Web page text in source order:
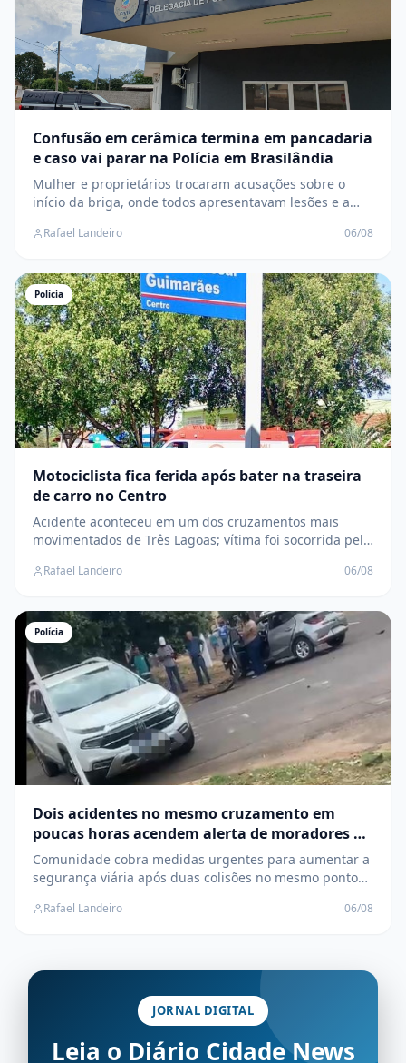
Confusão em cerâmica termina em pancadaria
e caso vai parar na Polícia em Brasilândia
Mulher e proprietários trocaram acusações sobre o
início da briga, onde todos apresentavam lesões e a
Rafael Landeiro 06/08
Polícia
Motociclista fica ferida após bater na traseira
de carro no Centro
Acidente aconteceu em um dos cruzamentos mais
movimentados de Três Lagoas; vítima foi socorrida pelo
Rafael Landeiro 06/08
Polícia
Dois acidentes no mesmo cruzamento em
poucas horas acendem alerta de moradores no
Jardim Alvorada
Comunidade cobra medidas urgentes para aumentar a
segurança viária após duas colisões no mesmo ponto
Rafael Landeiro 06/08
JORNAL DIGITAL
Leia o Diário Cidade News